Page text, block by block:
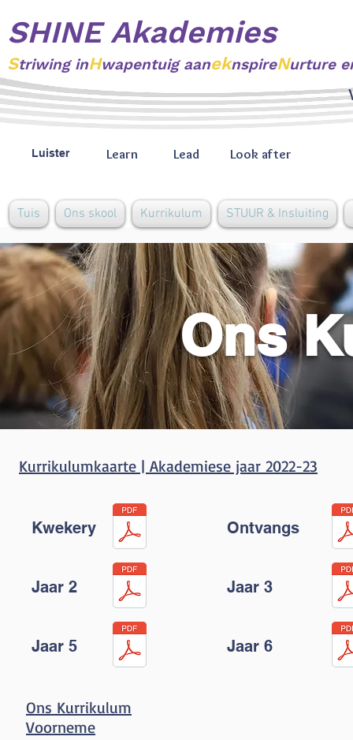
SHINE Akademies
Striwing inHwapentuig aaneknspireNurture
Luister Learn Lead Look after
Tuis Ons skool Kurrikulum STUUR & Insluiting
Ons
Kurrikulumkaarte | Akademiese jaar 2022-23
Kwekery
Jaar 3
Jaar 5
Ontvangs
Jaar 2
Jaar 6
Ons Kurrikulum
Voorneme